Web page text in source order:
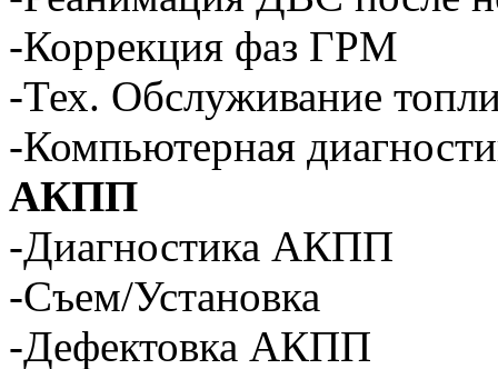
-Коррекция фаз ГРМ
-Тех. Обслуживание
-Компьютерная
АКПП
-Диагностика АКПП
-Съем/Установка
-Дефектовка АКПП